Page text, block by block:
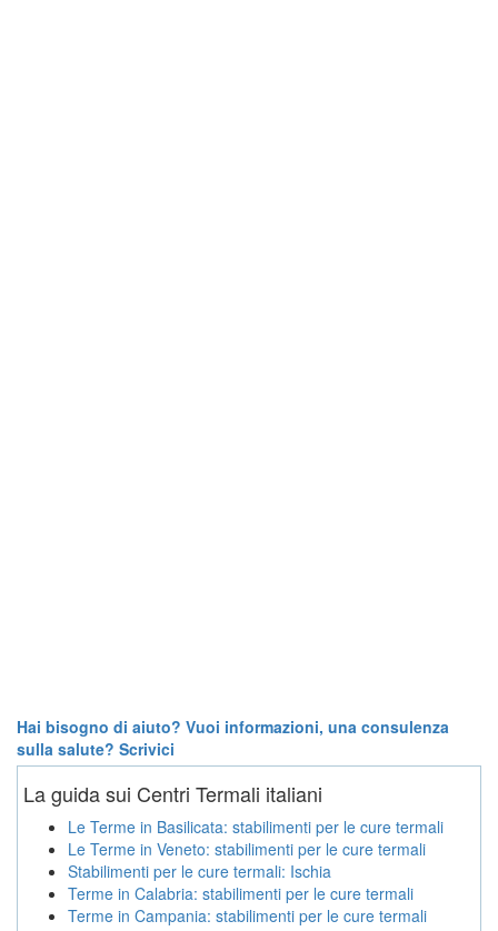
Hai bisogno di aiuto? Vuoi informazioni, una consulenza
sulla salute? Scrivici
La guida sui Centri Termali italiani
Le Terme in Basilicata: stabilimenti per le cure termali
Le Terme in Veneto: stabilimenti per le cure termali
Stabilimenti per le cure termali: Ischia
Terme in Calabria: stabilimenti per le cure termali
Terme in Campania: stabilimenti per le cure termali